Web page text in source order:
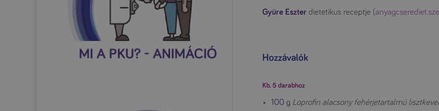
Gyüre Eszter dietetikus receptje (
Hozzávalók
Kb. 5 darabhoz
100 g Loprofin alacsony fehérjetartalmú